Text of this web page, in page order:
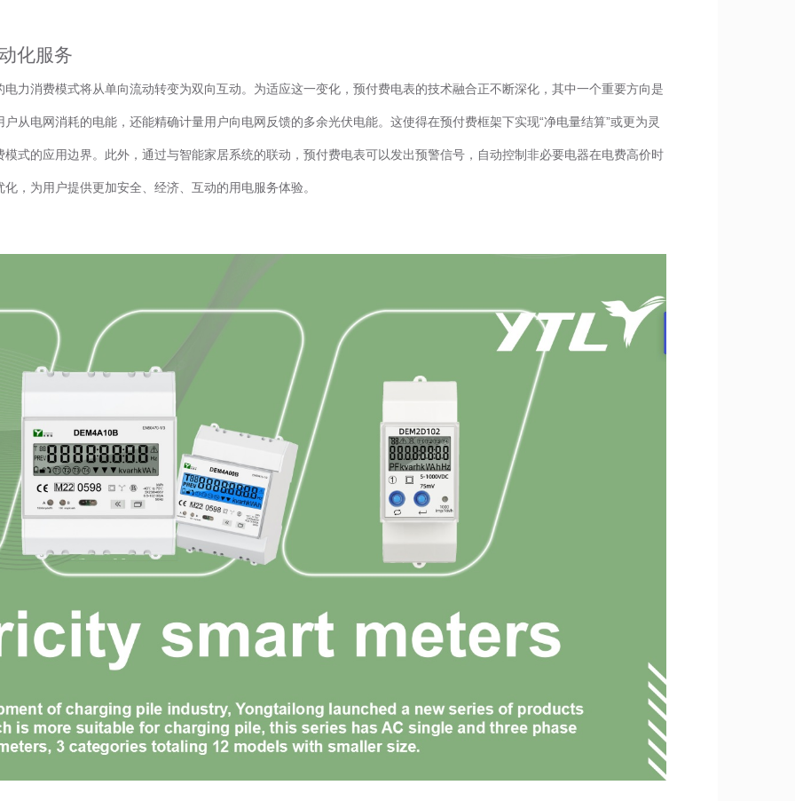
化服务
力消费模式将从单向流动转变为双向互动。为适应这一变化，预付费电表的技术融合正不断深化，其中一个重要方向是
从电网消耗的电能，还能精确计量用户向电网反馈的多余光伏电能。这使得在预付费框架下实现“净电量结算”或更为灵
式的应用边界。此外，通过与智能家居系统的联动，预付费电表可以发出预警信号，自动控制非必要电器在电费高价时
，为用户提供更加安全、经济、互动的用电服务体验。